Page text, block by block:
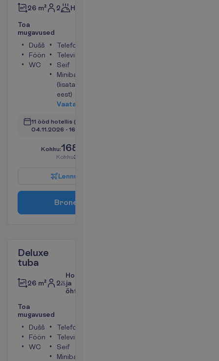
26 m² 2 Hommikusöök
Toa
mugavused
Dušš
Föön
WC
Telefon
Televiisor
Seif
Minibaar
(lisatasu
eest)
Vaata
11 ööd hotellis (12 ööd kokku)
04.11.2026 - 16.11.2026
Kokku:1685.00
Kokku3370.00
Lennu
Brone
Deluxe
tuba
26 m² 2
Hommiku-
ja
õhtusöök
Toa
mugavused
Dušš
Föön
WC
Telefon
Televiisor
Seif
Minibaar